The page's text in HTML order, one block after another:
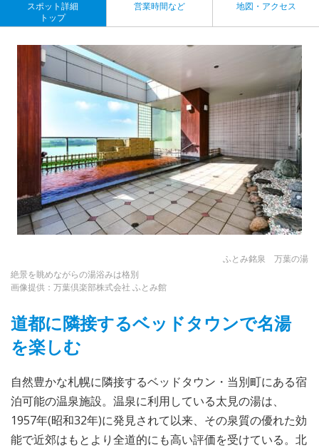
スポット詳細
トップ
営業時間など 地図・アクセス
ふとみ銘泉 万葉の湯
絶景を眺めながらの湯浴みは格別
画像提供：万葉倶楽部株式会社 ふとみ館
道都に隣接するベッドタウンで名湯
を楽しむ
自然豊かな札幌に隣接するベッドタウン・当別町にある宿
泊可能の温泉施設。温泉に利用している太見の湯は、
1957年(昭和32年)に発見されて以来、その泉質の優れた効
能で近郊はもとより全道的にも高い評価を受けている。北